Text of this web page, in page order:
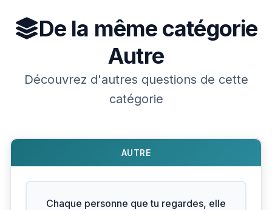
De la même catégorie
Autre
Découvrez d'autres questions de cette
catégorie
AUTRE
Chaque personne que tu regardes, elle